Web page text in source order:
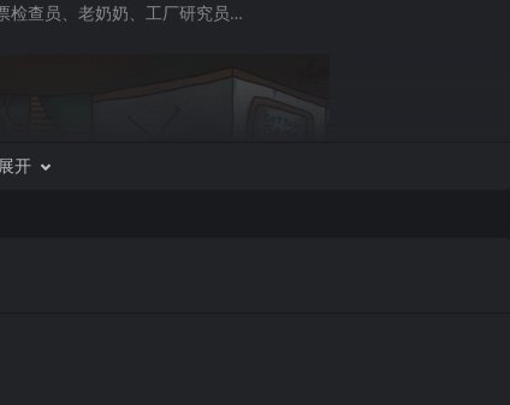
检查员、老奶奶、工厂研究员…
展开